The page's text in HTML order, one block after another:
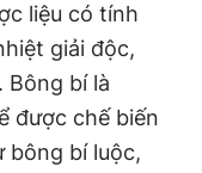
liệu có tính
giải độc,
Bông bí là
được chế biến
bông bí luộc,